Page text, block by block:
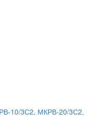
10/3С2, МКРВ-20/3С2,